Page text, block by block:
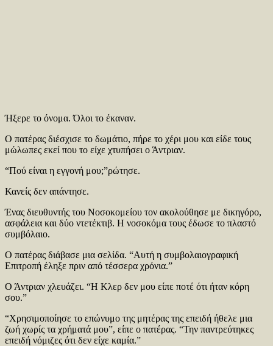
Ήξερε το όνομα. Όλοι το έκαναν.
Ο πατέρας διέσχισε το δωμάτιο, πήρε το χέρι μου και είδε τους
μώλωπες εκεί που το είχε χτυπήσει ο Άντριαν.
“Πού είναι η εγγονή μου;”ρώτησε.
Κανείς δεν απάντησε.
Ένας διευθυντής του Νοσοκομείου τον ακολούθησε με δικηγόρο,
ασφάλεια και δύο ντετέκτιβ. Η νοσοκόμα τους έδωσε το πλαστό
συμβόλαιο.
Ο πατέρας διάβασε μια σελίδα. “Αυτή η συμβολαιογραφική
Επιτροπή έληξε πριν από τέσσερα χρόνια.”
Ο Άντριαν χλευάζει. “Η Κλερ δεν μου είπε ποτέ ότι ήταν κόρη
σου.”
“Χρησιμοποίησε το επώνυμο της μητέρας της επειδή ήθελε μια
ζωή χωρίς τα χρήματά μου”, είπε ο πατέρας. “Την παντρεύτηκες
επειδή νόμιζες ότι δεν είχε καμία.”